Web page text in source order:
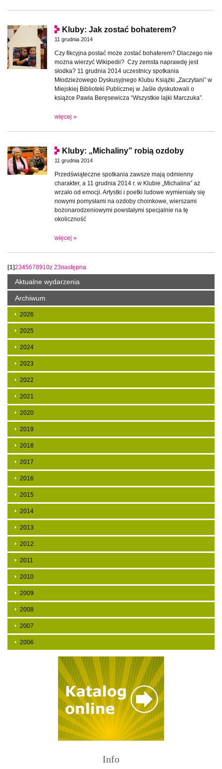
Kluby: Jak zostać bohaterem?
11 grudnia 2014
Czy fikcyjna postać może zostać bohaterem? Dlaczego nie
można wierzyć Wikipedii? Czy zemsta naprawdę jest
słodka? 11 grudnia 2014 uczestnicy spotkania
Młodzieżowego Dyskusyjnego Klubu Książki „Zaczytani” w
Miejskiej Biblioteki Publicznej w Jaśle dyskutowali o
książce Pawła Beręsewicza “Wszystkie lajki Marczuka”.
więcej »
Kluby: „Michaliny” robią ozdoby
11 grudnia 2014
Przedświąteczne spotkania zawsze mają odmienny
charakter, a 11 grudnia 2014 r. w Klubie „Michalina” aż
wrzało od emocji. Artystki i poetki ludowe wymieniały się
nowymi pomysłami na ozdoby choinkowe, wierszami
bożonarodzeniowymi powstałymi specjalnie na tę
okoliczność
więcej »
[1]2345678910z 23następna
Aktualne wydarzenia
Archiwum
2026
2025
2024
2023
2022
2021
2020
2019
2018
2017
2016
2015
2014
2013
2012
2011
2010
2009
2008
2007
2006
Info